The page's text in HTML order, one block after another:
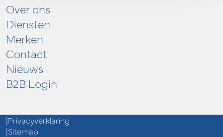
Over ons
Diensten
Merken
Contact
Nieuws
B2B Login
Privacyverklaring
Sitemap